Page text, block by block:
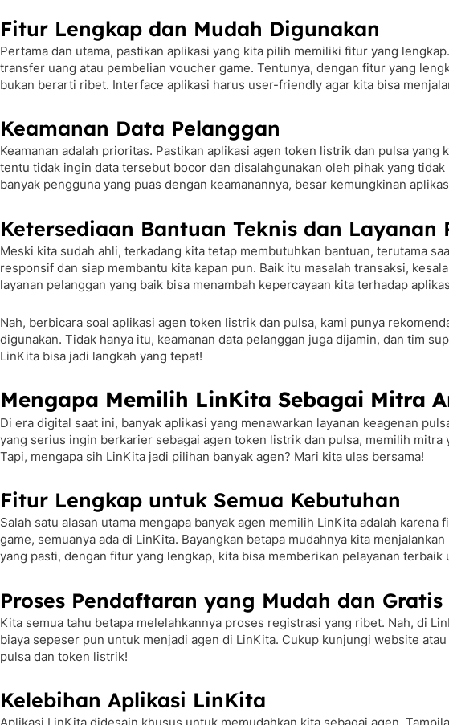
Fitur Lengkap dan Mudah Digunakan
Pertama dan utama, pastikan aplikasi yang kita pilih memiliki fitur yang
transfer uang atau pembelian voucher game. Tentunya, dengan fitur yang
bukan berarti ribet. Interface aplikasi harus user-friendly agar kita bisa
Keamanan Data Pelanggan
Keamanan adalah prioritas. Pastikan aplikasi agen token listrik dan pulsa
tentu tidak ingin data tersebut bocor dan disalahgunakan oleh pihak yang
banyak pengguna yang puas dengan keamanannya, besar kemungkinan
Ketersediaan Bantuan Teknis dan Layanan
Meski kita sudah ahli, terkadang kita tetap membutuhkan bantuan, terutama
responsif dan siap membantu kita kapan pun. Baik itu masalah transaksi,
layanan pelanggan yang baik bisa menambah kepercayaan kita terhadap
Nah, berbicara soal aplikasi agen token listrik dan pulsa, kami punya
digunakan. Tidak hanya itu, keamanan data pelanggan juga dijamin, dan tim
LinKita bisa jadi langkah yang tepat!
Mengapa Memilih LinKita Sebagai Mitra
Di era digital saat ini, banyak aplikasi yang menawarkan layanan keagenan
yang serius ingin berkarier sebagai agen token listrik dan pulsa, memilih
Tapi, mengapa sih LinKita jadi pilihan banyak agen? Mari kita ulas bersama!
Fitur Lengkap untuk Semua Kebutuhan
Salah satu alasan utama mengapa banyak agen memilih LinKita adalah
game, semuanya ada di LinKita. Bayangkan betapa mudahnya kita
yang pasti, dengan fitur yang lengkap, kita bisa memberikan pelayanan terbaik
Proses Pendaftaran yang Mudah dan Gratis
Kita semua tahu betapa melelahkannya proses registrasi yang ribet. Nah, di
biaya sepeser pun untuk menjadi agen di LinKita. Cukup kunjungi website
pulsa dan token listrik!
Kelebihan Aplikasi LinKita